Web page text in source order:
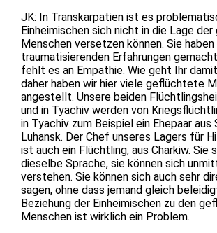
JK: In Transkarpatien ist es
Einheimischen sich nicht in die Lage
Menschen versetzen können. Sie
traumatisierenden Erfahrungen
fehlt es an Empathie. Wie geht Ihr
daher haben wir hier viele geflüchtete
angestellt. Unsere beiden
und in Tyachiv werden von
in Tyachiv zum Beispiel ein Ehepaar aus
Luhansk. Der Chef unseres Lagers für
ist auch ein Flüchtling, aus Charkiw. Sie
dieselbe Sprache, sie können sich
verstehen. Sie können sich auch sehr
sagen, ohne dass jemand gleich
Beziehung der Einheimischen zu den
Menschen ist wirklich ein Problem.